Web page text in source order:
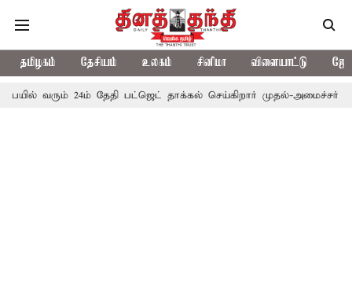
தமிழகம் தேசியம் உலகம் சினிமா விளையாட்டு
24ம் தேதி பட்ஜெட் தாக்கல் செய்கிறார் முதல்-அமைச்சர் ரங்கசாமி